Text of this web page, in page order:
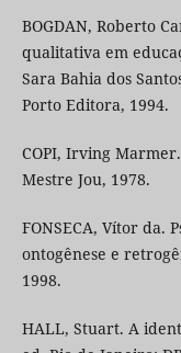
BOGDAN, Roberto
qualitativa em
Sara Bahia dos
Porto Editora, 1994.
COPI, Irving
Mestre Jou, 1978.
FONSECA, Vítor da.
ontogênese e
1998.
HALL, Stuart. A